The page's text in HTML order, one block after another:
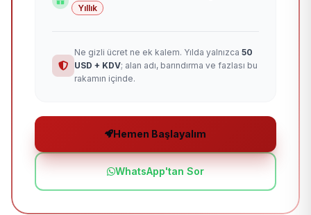
Yıllık
Ne gizli ücret ne ek kalem. Yılda yalnızca 50
USD + KDV; alan adı, barındırma ve fazlası bu
rakamın içinde.
Hemen Başlayalım
WhatsApp'tan Sor